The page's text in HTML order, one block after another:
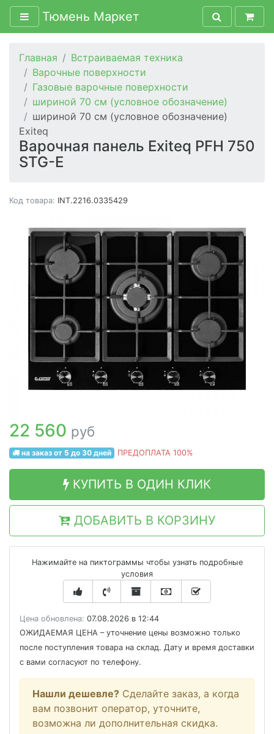
Тюмень Маркет
Главная
Встраиваемая техника
Варочные поверхности
Газовые варочные поверхности
шириной 70 см (условное обозначение)
шириной 70 см (условное обозначение)
Exiteq
Варочная панель Exiteq PFH 750
STG-E
Код товара: INT.2216.0335429
22 560 руб
на заказ от 5 до 30 дней ПРЕДОПЛАТА 100%
КУПИТЬ В ОДИН КЛИК
ДОБАВИТЬ В КОРЗИНУ
Нажимайте на пиктограммы чтобы узнать подробные
условия
Цена обновлена: 07.08.2026 в 12:44
ОЖИДАЕМАЯ ЦЕНА – уточнение цены возможно только
после поступления товара на склад. Дату и время доставки
с вами согласуют по телефону.
Нашли дешевле? Сделайте заказ, а когда
вам позвонит оператор, уточните,
возможна ли дополнительная скидка.